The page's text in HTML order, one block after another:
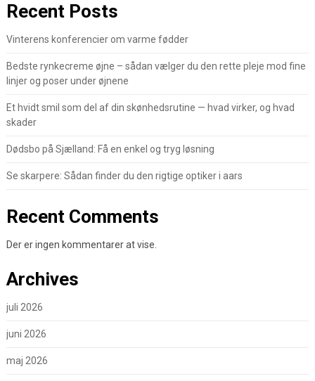
Recent Posts
Vinterens konferencier om varme fødder
Bedste rynkecreme øjne – sådan vælger du den rette pleje mod fine
linjer og poser under øjnene
Et hvidt smil som del af din skønhedsrutine — hvad virker, og hvad
skader
Dødsbo på Sjælland: Få en enkel og tryg løsning
Se skarpere: Sådan finder du den rigtige optiker i aars
Recent Comments
Der er ingen kommentarer at vise.
Archives
juli 2026
juni 2026
maj 2026